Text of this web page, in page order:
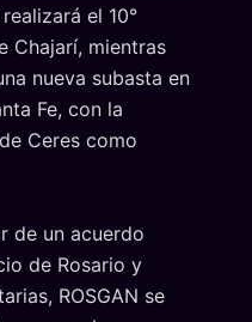
el 10°
Chajarí, mientras
nueva subasta en
Fe, con la
Ceres como
de un acuerdo
de Rosario y
ROSGAN se